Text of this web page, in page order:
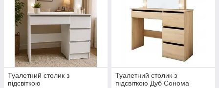
Туалетний столик з
підсвіткою
Туалетний столик з
підсвіткою Дуб Сонома